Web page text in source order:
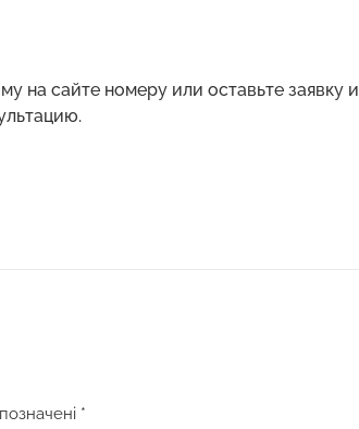
на сайте номеру или оставьте заявку и
*